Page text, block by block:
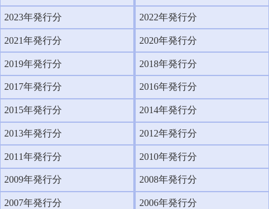
2023年発行分 2022年発行分
2021年発行分 2020年発行分
2019年発行分 2018年発行分
2017年発行分 2016年発行分
2015年発行分 2014年発行分
2013年発行分 2012年発行分
2011年発行分 2010年発行分
2009年発行分 2008年発行分
2007年発行分 2006年発行分